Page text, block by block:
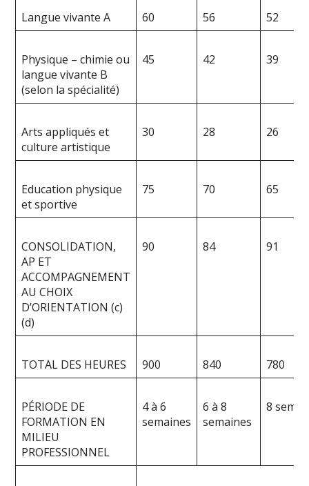
Langue vivante A 60 56 52
Physique – chimie ou
langue vivante B
(selon la spécialité)
45 42 39
Arts appliqués et
culture artistique
30 28 26
Education physique
et sportive
75 70 65
CONSOLIDATION,
AP ET
ACCOMPAGNEMENT
AU CHOIX
D’ORIENTATION (c)
(d)
90 84 91
TOTAL DES HEURES 900 840 780
PÉRIODE DE
FORMATION EN
MILIEU
PROFESSIONNEL
4 à 6
semaines
6 à 8
semaines
8